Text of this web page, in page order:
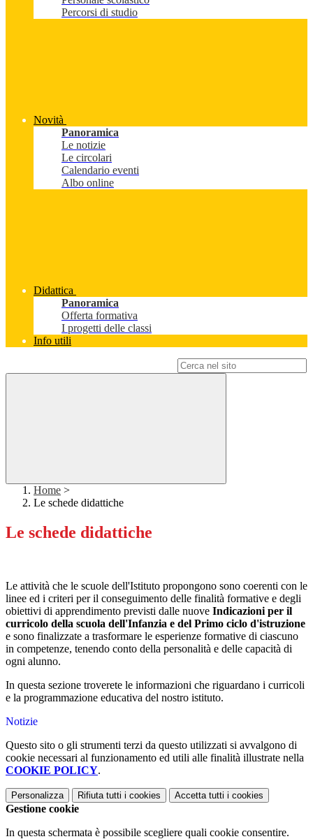
Percorsi di studio
Novità
Panoramica
Le notizie
Le circolari
Calendario eventi
Albo online
Didattica
Panoramica
Offerta formativa
I progetti delle classi
Info utili
Home >
Le schede didattiche
Le schede didattiche
Le attività che le scuole dell'Istituto propongono sono coerenti con le
linee ed i criteri per il conseguimento delle finalità formative e degli
obiettivi di apprendimento previsti dalle nuove Indicazioni per il
curricolo della scuola dell'Infanzia e del Primo ciclo d'istruzione
e sono finalizzate a trasformare le esperienze formative di ciascuno
in competenze, tenendo conto della personalità e delle capacità di
ogni alunno.
In questa sezione troverete le informazioni che riguardano i curricoli
e la programmazione educativa del nostro istituto.
Notizie
Questo sito o gli strumenti terzi da questo utilizzati si avvalgono di
cookie necessari al funzionamento ed utili alle finalità illustrate nella
COOKIE POLICY.
Personalizza Rifiuta tutti i cookies Accetta tutti i cookies
Gestione cookie
In questa schermata è possibile scegliere quali cookie consentire.